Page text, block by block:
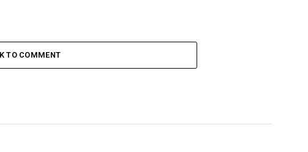
TO COMMENT